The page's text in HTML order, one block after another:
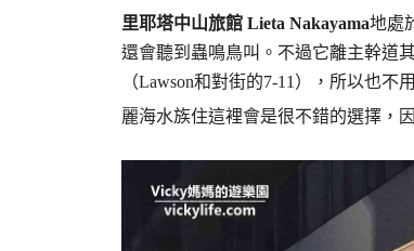
里耶塔中山旅館 Lieta Nakayama地處
還會聽到蟲鳴鳥叫。不過它離主幹道
（Lawson和對街的7-11），所以也
麗海水族住這裡會是很不錯的選擇，